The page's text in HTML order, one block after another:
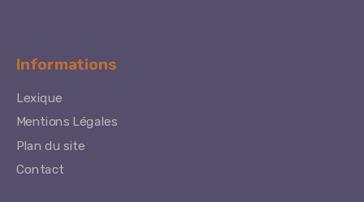
Informations
Lexique
Mentions Légales
Plan du site
Contact